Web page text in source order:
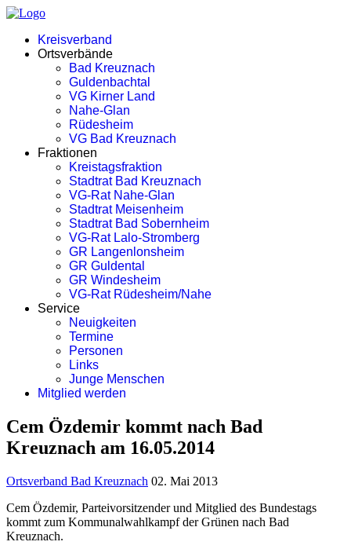
Kreisverband
Ortsverbände
Bad Kreuznach
Guldenbachtal
VG Kirner Land
Nahe-Glan
Rüdesheim
VG Bad Kreuznach
Fraktionen
Kreistagsfraktion
Stadtrat Bad Kreuznach
VG-Rat Nahe-Glan
Stadtrat Meisenheim
Stadtrat Bad Sobernheim
VG-Rat Lalo-Stromberg
GR Langenlonsheim
GR Guldental
GR Windesheim
VG-Rat Rüdesheim/Nahe
Service
Neuigkeiten
Termine
Personen
Links
Junge Menschen
Mitglied werden
Cem Özdemir kommt nach Bad
Kreuznach am 16.05.2014
Ortsverband Bad Kreuznach 02. Mai 2013
Cem Özdemir, Parteivorsitzender und Mitglied des Bundestags
kommt zum Kommunalwahlkampf der Grünen nach Bad
Kreuznach.